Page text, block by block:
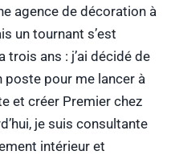
agence de décoration à
un tournant s’est
trois ans : j’ai décidé de
pour me lancer à
et créer Premier chez
je suis consultante
intérieur et